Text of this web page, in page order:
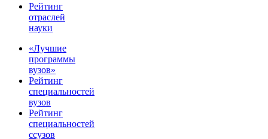
Рейтинг
отраслей
науки
«Лучшие
программы
вузов»
Рейтинг
специальностей
вузов
Рейтинг
специальностей
ссузов